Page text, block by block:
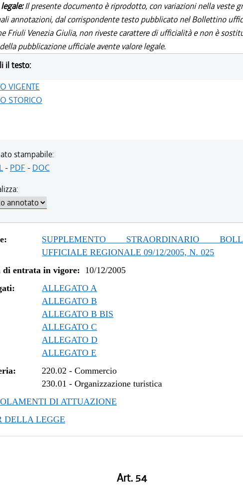
Il presente documento è riprodotto, con variazioni nella veste
annotazioni, dal corrispondente testo pubblicato nel Bollettino
Friuli Venezia Giulia, non riveste carattere di ufficialità e non è
pubblicazione ufficiale avente valore legale.
il testo:
VIGENTE
STORICO
stampabile:
- PDF - DOC
SUPPLEMENTO STRAORDINARIO
UFFICIALE REGIONALE 09/12/2005, N. 025
di entrata in vigore: 10/12/2005
ALLEGATO A
ALLEGATO B
ALLEGATO B BIS
ALLEGATO C
ALLEGATO D
ALLEGATO E
220.02 -Commercio
230.01 -Organizzazione turistica
DI ATTUAZIONE
DELLA LEGGE
Art. 54